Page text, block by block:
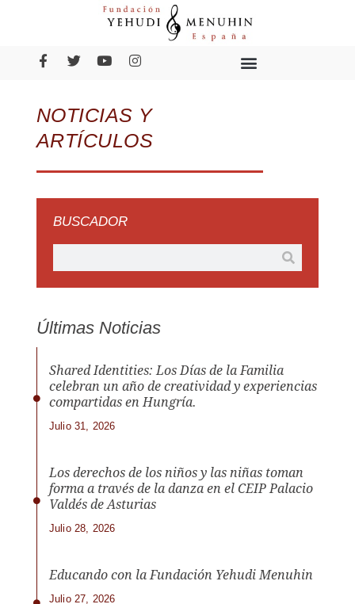
NOTICIAS Y
ARTÍCULOS
BUSCADOR
Últimas Noticias
Shared Identities: Los Días de la Familia
celebran un año de creatividad y experiencias
compartidas en Hungría.
Julio 31, 2026
Los derechos de los niños y las niñas toman
forma a través de la danza en el CEIP Palacio
Valdés de Asturias
Julio 28, 2026
Educando con la Fundación Yehudi Menuhin
Julio 27, 2026